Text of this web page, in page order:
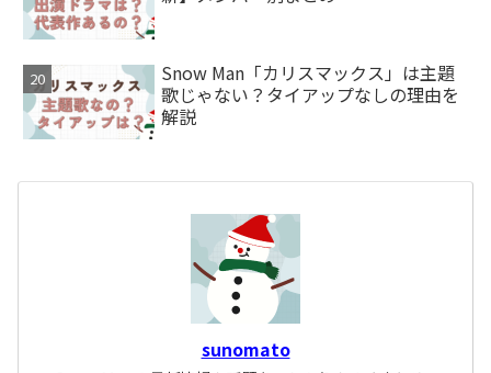
Snow Man「カリスマックス」は主題
歌じゃない？タイアップなしの理由を
解説
sunomato